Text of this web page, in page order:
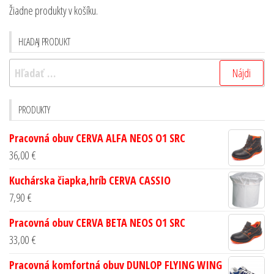
Žiadne produkty v košíku.
HĽADAJ PRODUKT
PRODUKTY
Pracovná obuv CERVA ALFA NEOS O1 SRC
36,00 €
Kuchárska čiapka,hríb CERVA CASSIO
7,90 €
Pracovná obuv CERVA BETA NEOS O1 SRC
33,00 €
Pracovná komfortná obuv DUNLOP FLYING WING